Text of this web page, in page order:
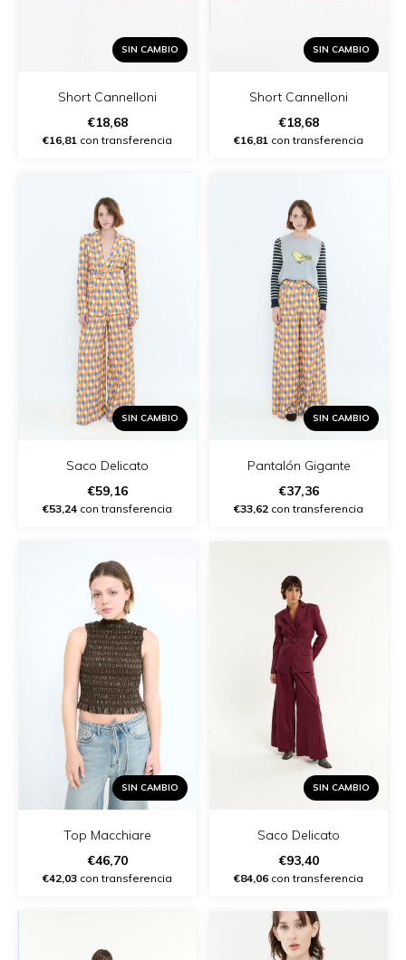
SIN CAMBIO
Short Cannelloni
€18,68
€16,81 con transferencia
SIN CAMBIO
Short Cannelloni
€18,68
€16,81 con transferencia
SIN CAMBIO
Saco Delicato
€59,16
€53,24 con transferencia
SIN CAMBIO
Pantalón Gigante
€37,36
€33,62 con transferencia
SIN CAMBIO
Top Macchiare
€46,70
€42,03 con transferencia
SIN CAMBIO
Saco Delicato
€93,40
€84,06 con transferencia